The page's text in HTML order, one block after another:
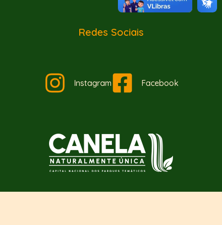
Redes Sociais
Instagram Facebook